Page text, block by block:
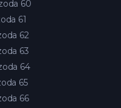
60
61
62
63
64
65
66